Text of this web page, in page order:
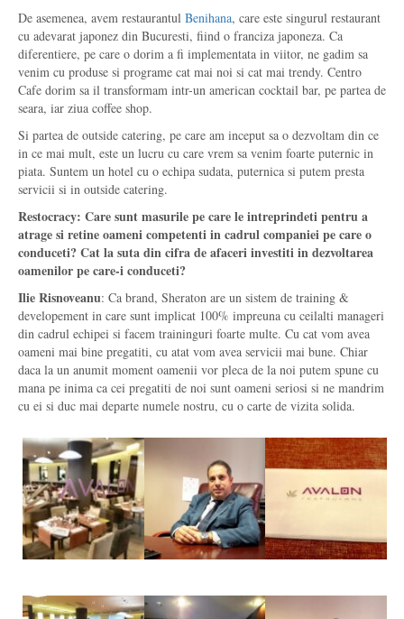
De asemenea, avem restaurantul Benihana, care este singurul restaurant
cu adevarat japonez din Bucuresti, fiind o franciza japoneza. Ca
diferentiere, pe care o dorim a fi implementata in viitor, ne gadim sa
venim cu produse si programe cat mai noi si cat mai trendy. Centro
Cafe dorim sa il transformam intr-un american cocktail bar, pe partea de
seara, iar ziua coffee shop.
Si partea de outside catering, pe care am inceput sa o dezvoltam din ce
in ce mai mult, este un lucru cu care vrem sa venim foarte puternic in
piata. Suntem un hotel cu o echipa sudata, puternica si putem presta
servicii si in outside catering.
Restocracy: Care sunt masurile pe care le intreprindeti pentru a
atrage si retine oameni competenti in cadrul companiei pe care o
conduceti? Cat la suta din cifra de afaceri investiti in dezvoltarea
oamenilor pe care-i conduceti?
Ilie Risnoveanu: Ca brand, Sheraton are un sistem de training &
developement in care sunt implicat 100% impreuna cu ceilalti manageri
din cadrul echipei si facem traininguri foarte multe. Cu cat vom avea
oameni mai bine pregatiti, cu atat vom avea servicii mai bune. Chiar
daca la un anumit moment oamenii vor pleca de la noi putem spune cu
mana pe inima ca cei pregatiti de noi sunt oameni seriosi si ne mandrim
cu ei si duc mai departe numele nostru, cu o carte de vizita solida.